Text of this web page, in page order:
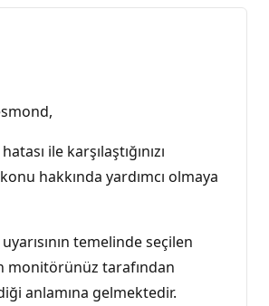
ile karşılaştığınızı
hakkında yardımcı olmaya
temelinde seçilen
monitörünüz tarafından
anlamına gelmektedir.